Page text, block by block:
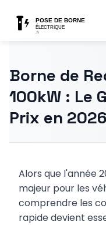
Borne de
100kW : Le
Prix en 2026
Alors que l'année
majeur pour les
comprendre les
rapide devient